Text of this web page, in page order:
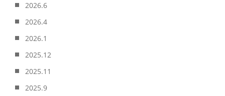
2026.6
2026.4
2026.1
2025.12
2025.11
2025.9